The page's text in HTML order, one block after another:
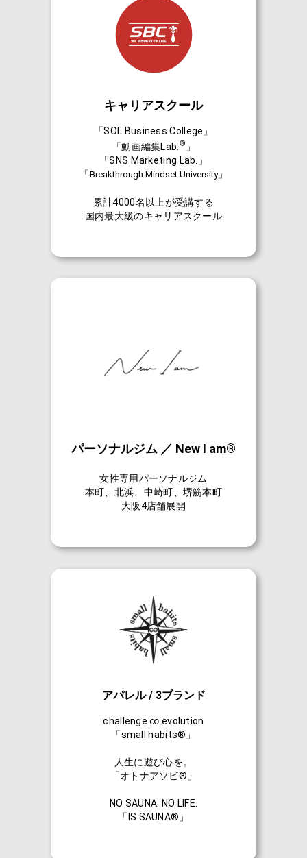
キャリアスクール
「SOL Business College」
「動画編集Lab. ® 」
「SNS Marketing Lab.」
「 Breakthrough Mindset University」
累計4000名以上が受講する
国内最大級のキャリアスクール
パーソナルジム ／ New I am®
女性専用パーソナルジム
本町、北浜、中崎町、堺筋本町
大阪4店舗展開
アパレル / 3ブランド
challenge ∞ evolution
「small habits®」
人生に遊び心を。
「オトナアソビ®」
NO SAUNA. NO LIFE.
「IS SAUNA®」